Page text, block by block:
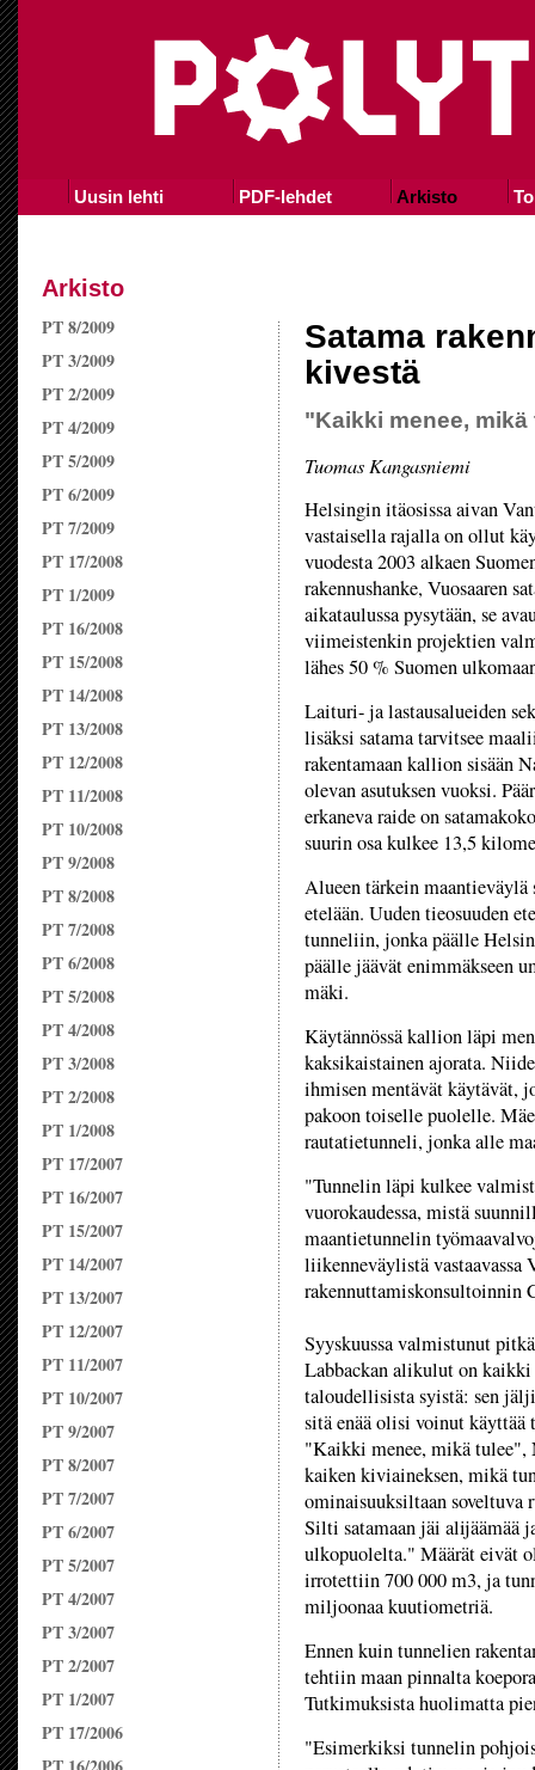
Uusin lehti PDF-lehdet Arkisto
Arkisto
PT 8/2009
PT 3/2009
PT 2/2009
PT 4/2009
PT 5/2009
PT 6/2009
PT 7/2009
PT 17/2008
PT 1/2009
PT 16/2008
PT 15/2008
PT 14/2008
PT 13/2008
PT 12/2008
PT 11/2008
PT 10/2008
PT 9/2008
PT 8/2008
PT 7/2008
PT 6/2008
PT 5/2008
PT 4/2008
PT 3/2008
PT 2/2008
PT 1/2008
PT 17/2007
PT 16/2007
PT 15/2007
PT 14/2007
PT 13/2007
PT 12/2007
PT 11/2007
PT 10/2007
PT 9/2007
PT 8/2007
PT 7/2007
PT 6/2007
PT 5/2007
PT 4/2007
PT 3/2007
PT 2/2007
PT 1/2007
PT 17/2006
Satama
kivestä
"Kaikki menee, mikä
Tuomas Kangasniemi
Helsingin itäosissa aivan
vastaisella rajalla on ollut
vuodesta 2003 alkaen
rakennushanke, Vuosaaren
aikataulussa pysytään, se
viimeistenkin projektien
lähes 50 % Suomen
Laituri- ja lastausalueiden
lisäksi satama tarvitsee
rakentamaan kallion sisään
olevan asutuksen vuoksi.
erkaneva raide on
suurin osa kulkee 13,5
Alueen tärkein
etelään. Uuden tieosuuden
tunneliin, jonka päälle
päälle jäävät enimmäkseen
mäki.
Käytännössä kallion läpi
kaksikaistainen ajorata.
ihmisen mentävät käytävät,
pakoon toiselle puolelle.
rautatietunneli, jonka alle
"Tunnelin läpi kulkee
vuorokaudessa, mistä
maantietunnelin
liikenneväylistä vastaavassa
Syyskuussa valmistunut
Labbackan alikulut on
taloudellisista syistä: sen
sitä enää olisi voinut käyttää
"Kaikki menee, mikä tulee",
kaiken kiviaineksen, mikä
ominaisuuksiltaan soveltuva
Silti satamaan jäi alijäämää
ulkopuolelta." Määrät eivät
irrotettiin 700 000 m3, ja
miljoonaa kuutiometriä.
Ennen kuin tunnelien
tehtiin maan pinnalta
Tutkimuksista huolimatta
"Esimerkiksi tunnelin